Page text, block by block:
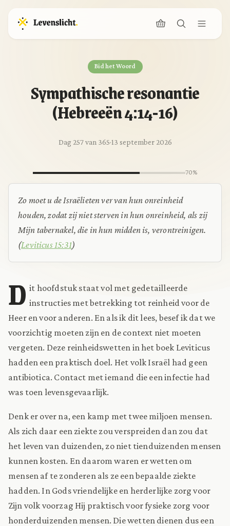
Bid het Woord
Sympathische resonantie
(Hebreeën 4:14-16)
Dag 257 van 365·13 september 2026
70%
Zo moet u de Israëlieten ver van hun onreinheid
houden, zodat zij niet sterven in hun onreinheid, als zij
Mijn tabernakel, die in hun midden is, verontreinigen.
(Leviticus 15:31)
D it hoofdstuk staat vol met gedetailleerde
instructies met betrekking tot reinheid voor de
Heer en voor anderen. En als ik dit lees, besef ik dat we
voorzichtig moeten zijn en de context niet moeten
vergeten. Deze reinheidswetten in het boek Leviticus
hadden een praktisch doel. Het volk Israël had geen
antibiotica. Contact met iemand die een infectie had
was toen levensgevaarlijk.
Denk er over na, een kamp met twee miljoen mensen.
Als zich daar een ziekte zou verspreiden dan zou dat
het leven van duizenden, zo niet tienduizenden mensen
kunnen kosten. En daarom waren er wetten om
mensen af te zonderen als ze een bepaalde ziekte
hadden. In Gods vriendelijke en herderlijke zorg voor
Zijn volk voorzag Hij praktisch voor fysieke zorg voor
honderduizenden mensen. Die wetten dienen dus een